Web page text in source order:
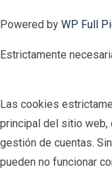
Powered by WP Full
Estrictamente
Las cookies
principal del sitio web,
gestión de cuentas.
pueden no funcionar